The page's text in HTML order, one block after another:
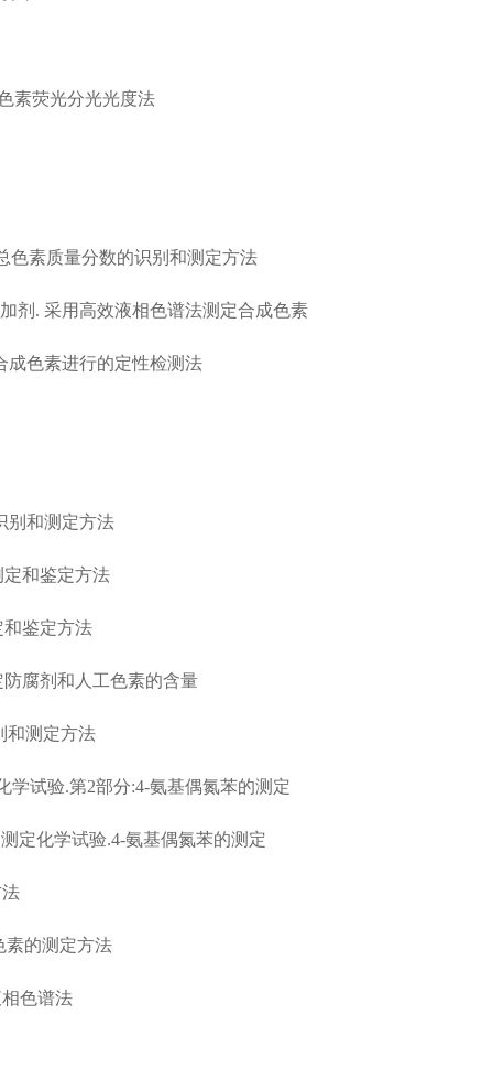
素荧光分光光度法
色素质量分数的识别和测定方法
剂. 采用高效液相色谱法测定合成色素
成色素进行的定性检测法
别和测定方法
定和鉴定方法
和鉴定方法
防腐剂和人工色素的含量
和测定方法
学试验.第2部分:4-氨基偶氮苯的测定
定化学试验.4-氨基偶氮苯的测定
素的测定方法
色谱法